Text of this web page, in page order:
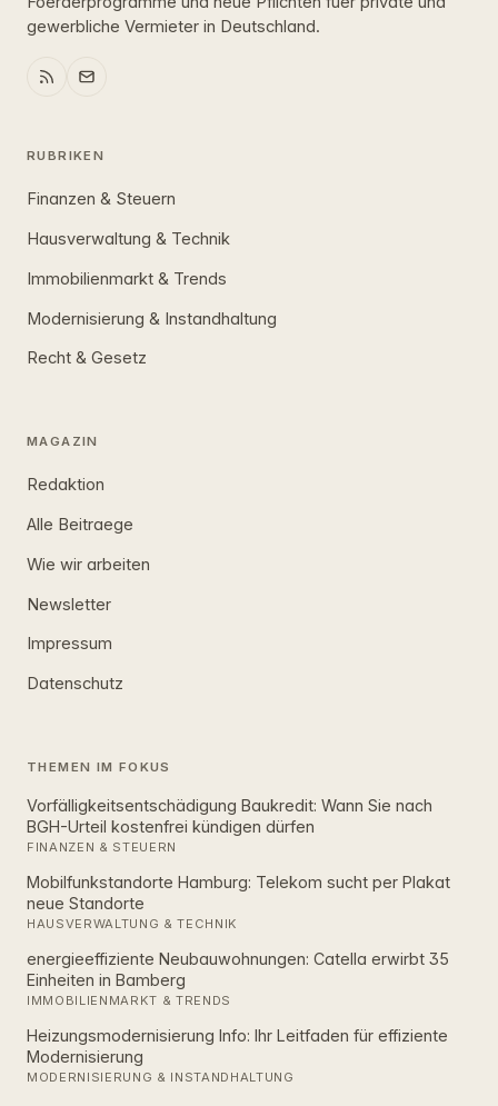
gewerbliche Vermieter in Deutschland.
RUBRIKEN
Finanzen & Steuern
Hausverwaltung & Technik
Immobilienmarkt & Trends
Modernisierung & Instandhaltung
Recht & Gesetz
MAGAZIN
Redaktion
Alle Beitraege
Wie wir arbeiten
Newsletter
Impressum
Datenschutz
THEMEN IM FOKUS
Vorfälligkeitsentschädigung Baukredit: Wann Sie nach
BGH-Urteil kostenfrei kündigen dürfen
FINANZEN & STEUERN
Mobilfunkstandorte Hamburg: Telekom sucht per Plakat
neue Standorte
HAUSVERWALTUNG & TECHNIK
energieeffiziente Neubauwohnungen: Catella erwirbt 35
Einheiten in Bamberg
IMMOBILIENMARKT & TRENDS
Heizungsmodernisierung Info: Ihr Leitfaden für effiziente
Modernisierung
MODERNISIERUNG & INSTANDHALTUNG